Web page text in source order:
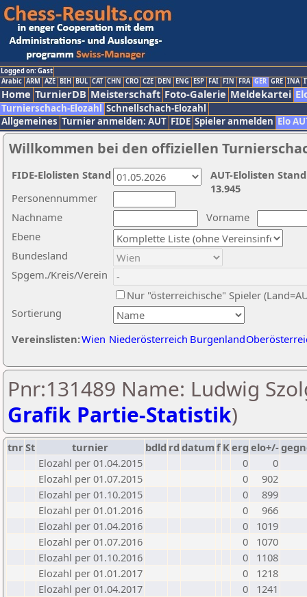
Logged on: Gast
Arabic ARM AZE BIH BUL CAT CHN CRO CZE DEN ENG ESP FAI FIN FRA GER GRE INA
Home TurnierDB Meisterschaft Foto-Galerie Meldekartei
Turnierschach-Elozahl Schnellschach-Elozahl
Allgemeines Turnier anmelden: AUT FIDE Spieler anmelden Elo
Willkommen bei den offiziellen
Nachname
Vorname
Ebene
Sortierung
Personennummer
Bundesland
Spgem./Kreis/Verein
Nur "österreichische" Spieler
Vereinslisten:Wien Niederösterreich Burgenland
AUT-Elolisten
13.945
FIDE-Elolisten Stand
Pnr:131489 Name: Ludwig
Grafik Partie-Statistik)
tnrSt turnier bdld rd datumf Kerg elo+/-
Elozahl per 01.04.2015
0
0
Elozahl per 01.07.2015
0
902
Elozahl per 01.10.2015
0
899
Elozahl per 01.01.2016
0
966
Elozahl per 01.04.2016
0
1019
Elozahl per 01.07.2016
0
1070
Elozahl per 01.10.2016
0
1108
Elozahl per 01.01.2017
0
1218
Elozahl per 01.04.2017
0
1241